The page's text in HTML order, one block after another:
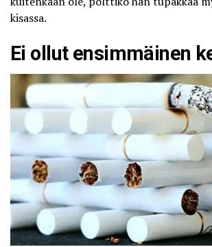
kisassa.
Ei ollut ensimmäinen